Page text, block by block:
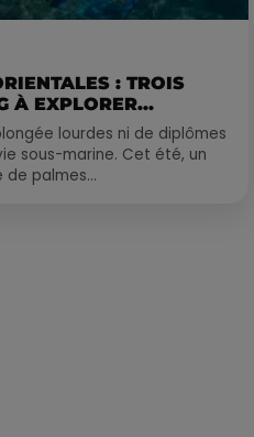
: TROIS
À EXPLORER...
lourdes ni de diplômes
sous-marine. Cet été, un
palmes...